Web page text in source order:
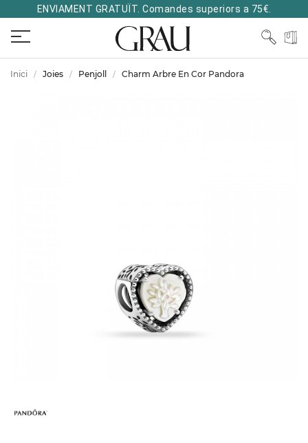
ENVIAMENT GRATUÏT. Comandes superiors a 75€.
Inici Joies Penjoll Charm Arbre En Cor Pandora